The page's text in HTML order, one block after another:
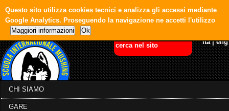
ita|eng
CHI SIAMO
GARE
Questo sito utilizza cookies tecnici e analizza gli accessi mediante
Google Analytics. Proseguendo la navigazione ne accetti l'utilizzo
Maggiori informazioni
Ok